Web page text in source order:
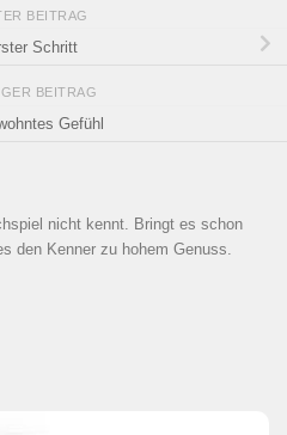
BEITRAG
Schritt
BEITRAG
Gefühl
nicht kennt. Bringt es schon
den Kenner zu hohem Genuss.